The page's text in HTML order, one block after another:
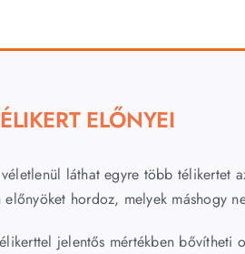
ELŐNYEI
láthat egyre több télikertet
előnyöket hordoz, melyek máshogy
jelentős mértékben bővítheti